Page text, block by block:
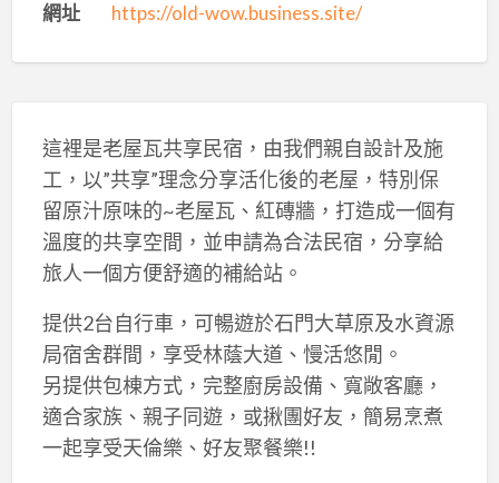
網址 https://old-wow.business.site/
這裡是老屋瓦共享民宿，由我們親自設計及施
工，以”共享”理念分享活化後的老屋，特別保
留原汁原味的~老屋瓦、紅磚牆，打造成一個有
溫度的共享空間，並申請為合法民宿，分享給
旅人一個方便舒適的補給站。
提供2台自行車，可暢遊於石門大草原及水資源
局宿舍群間，享受林蔭大道、慢活悠閒。
另提供包棟方式，完整廚房設備、寬敞客廳，
適合家族、親子同遊，或揪團好友，簡易烹煮
一起享受天倫樂、好友聚餐樂!!